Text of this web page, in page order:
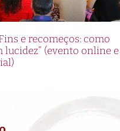
e recomeços: como
(evento online e